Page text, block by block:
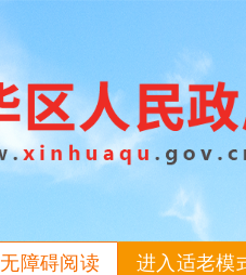
进入适老模
无障碍阅读